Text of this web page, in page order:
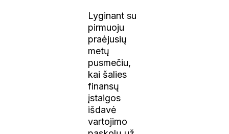
Lyginant su
pirmuoju
praėjusių
metų
pusmečiu,
kai šalies
finansų
įstaigos
išdavė
vartojimo